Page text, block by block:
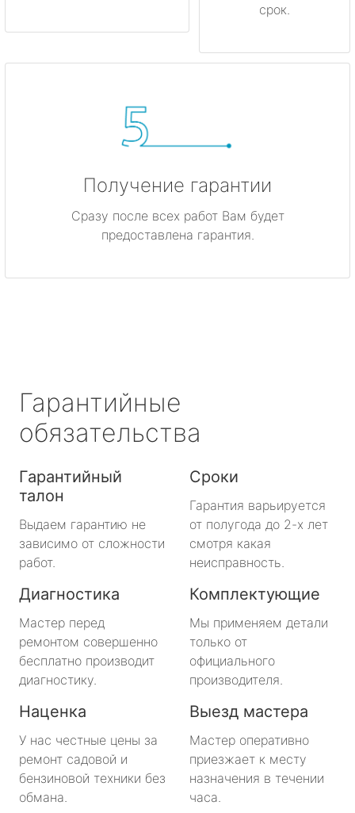
срок.
Получение гарантии
Сразу после всех работ Вам будет
предоставлена гарантия.
Гарантийные
обязательства
Гарантийный
талон
Выдаем гарантию не
зависимо от сложности
работ.
Сроки
Гарантия варьируется
от полугода до 2-х лет
смотря какая
неисправность.
Диагностика
Мастер перед
ремонтом совершенно
бесплатно производит
диагностику.
Комплектующие
Мы применяем детали
только от
официального
производителя.
Наценка
У нас честные цены за
ремонт садовой и
бензиновой техники без
обмана.
Выезд мастера
Мастер оперативно
приезжает к месту
назначения в течении
часа.